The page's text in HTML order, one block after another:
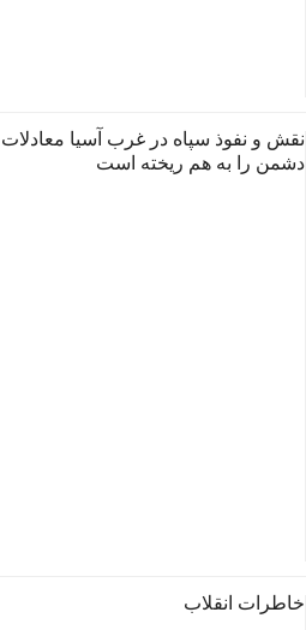
نقش و نفوذ سپاه در غرب آسیا معادلات
دشمن را به هم ریخته است
خاطرات انقلاب